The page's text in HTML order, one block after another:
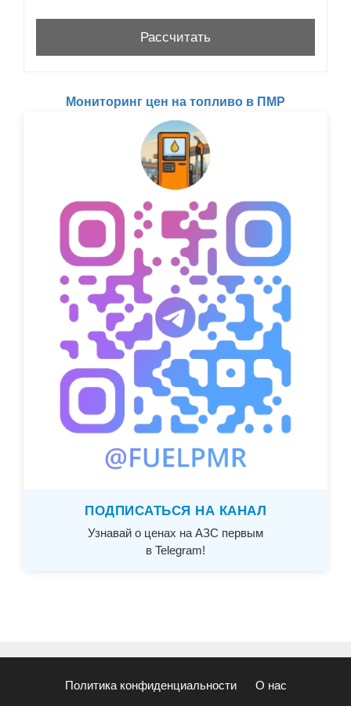
Мониторинг цен на топливо в ПМР
ПОДПИСАТЬСЯ НА КАНАЛ
Узнавай о ценах на АЗС первым
в Telegram!
Политика конфиденциальности О нас